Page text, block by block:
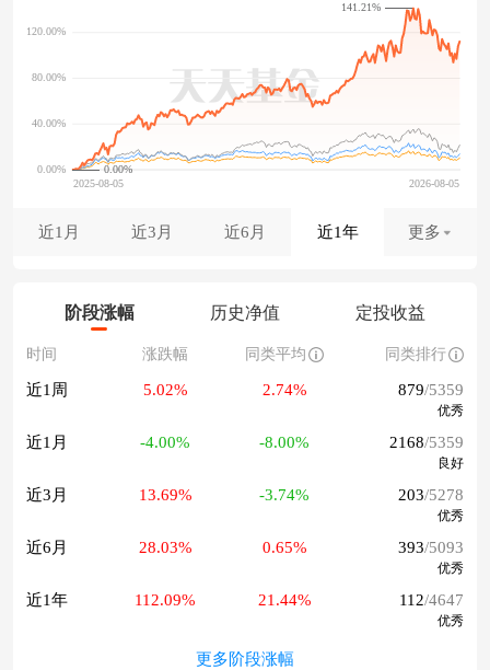
0.00%
141.21%
近1月 近3月 近6月 近1年 更多
阶段涨幅 历史净值 定投收益
时间 涨跌幅 同类平均 同类排行
近1周 5.02% 2.74% 879/5359
优秀
近1月 -4.00% -8.00% 2168/5359
良好
近3月 13.69% -3.74% 203/5278
优秀
近6月 28.03% 0.65% 393/5093
优秀
近1年 112.09% 21.44% 112/4647
优秀
更多阶段涨幅